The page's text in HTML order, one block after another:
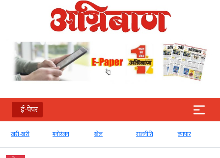
ई-पेपर
खरी-खरी मनोरंजन खेल राजनीति व्‍यापार